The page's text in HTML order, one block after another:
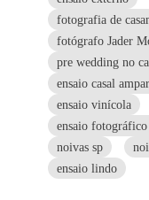
fotografia de
fotógrafo Jader
pre wedding no
ensaio casal
ensaio vinícola
ensaio fotográfico
noivas sp
ensaio lindo